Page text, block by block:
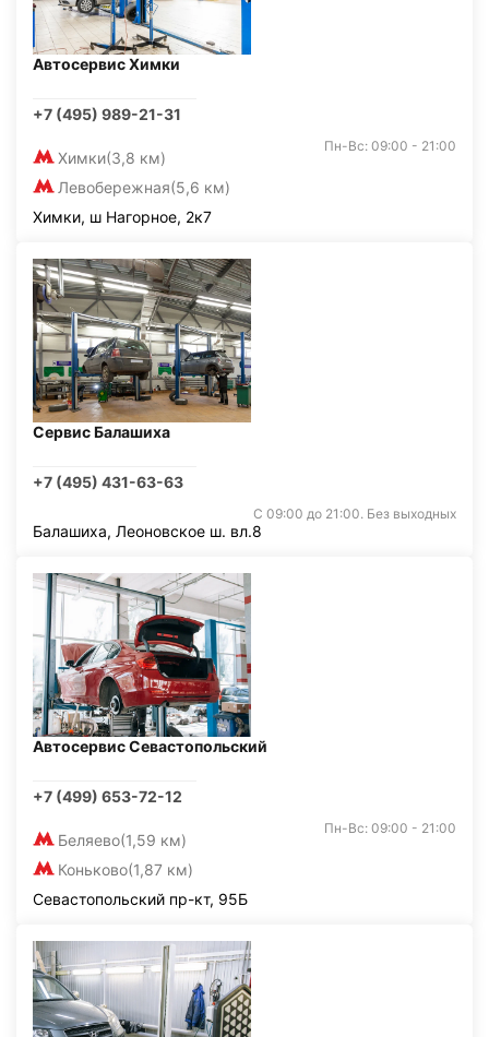
Автосервис Химки
+7 (495) 989-21-31
Химки(3,8 км)
Левобережная(5,6 км)
Пн-Вс: 09:00 - 21:00
Химки, ш Нагорное, 2к7
Сервис Балашиха
+7 (495) 431-63-63
С 09:00 до 21:00. Без выходных
Балашиха, Леоновское ш. вл.8
Автосервис Севастопольский
+7 (499) 653-72-12
Беляево(1,59 км)
Коньково(1,87 км)
Пн-Вс: 09:00 - 21:00
Севастопольский пр-кт, 95Б